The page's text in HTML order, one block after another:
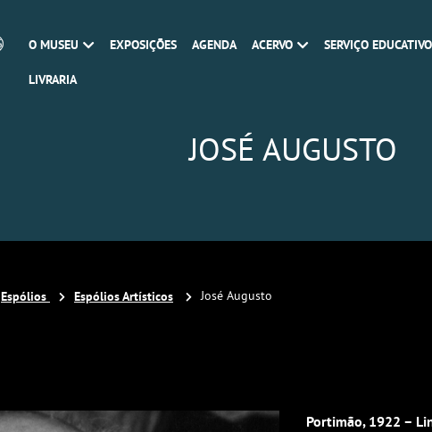
O MUSEU EXPOSIÇÕES AGENDA ACERVO SERVIÇO EDUCATIVO
LIVRARIA
JOSÉ AUGUSTO
Espólios Espólios Artísticos José Augusto
Portimão, 1922 –